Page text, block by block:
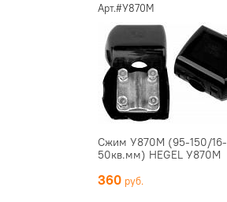
Арт.#У870М
Сжим У870М (95-150/16-
50кв.мм) HEGEL У870М
360